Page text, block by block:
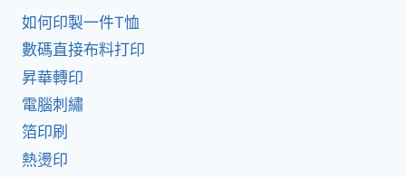
如何印製一件T恤
數碼直接布料打印
昇華轉印
電腦刺繡
箔印刷
熱燙印